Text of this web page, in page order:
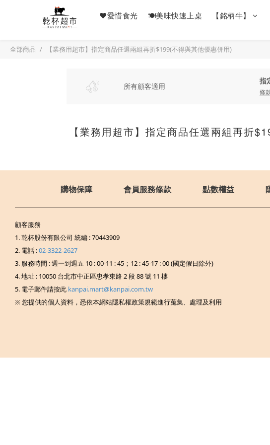
❤️愛惜食光 🍽美味快速上桌 【銘柄牛】
全部商品 【業務用超市】指定商品任選兩組再折$199(不得與其他優惠併用)
所有顧客適用
指
條
【業務用超市】指定商品任選兩組再折
購物保障 會員服務條款 點數權益
顧客服務
1. 乾杯股份有限公司 統編 : 70443909
2. 電話 :02-3322-2627
3. 服務時間 : 週一到週五 10 : 00-11 : 45；12 : 45-17 : 00 (國定假日除外)
4. 地址 : 10050 台北市中正區忠孝東路 2 段 88 號 11 樓
5. 電子郵件請按此 kanpai.mart@kanpai.com.tw
※ 您提供的個人資料，悉依本網站隱私權政策規範進行蒐集、處理及利用